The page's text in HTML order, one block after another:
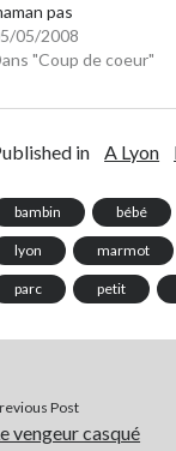
pas
05/2008
"Coup de coeur"
in A Lyon
bambin bébé
lyon marmot
parc petit
Post
vengeur casqué